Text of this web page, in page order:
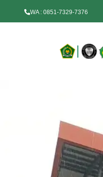
WA : 0851-7329-7376